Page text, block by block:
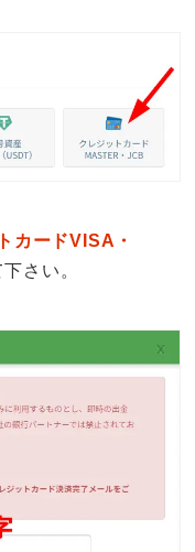
カードVISA・
さい。